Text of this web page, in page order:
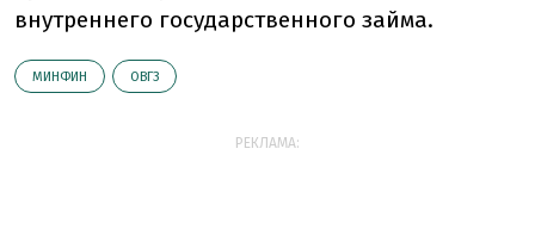
внутреннего государственного займа.
МИНФИН ОВГЗ
РЕКЛАМА: